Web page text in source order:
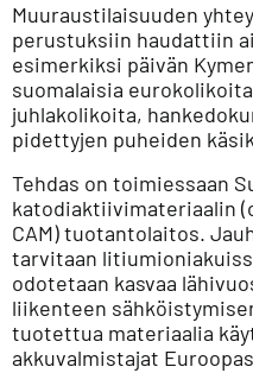
Muuraustilaisuuden
perustuksiin haudattiin
esimerkiksi päivän
suomalaisia
juhlakolikoita,
pidettyjen puheiden
Tehdas on toimiessaan
katodiaktiivimateriaalin
CAM) tuotantolaitos.
tarvitaan
odotetaan kasvaa
liikenteen
tuotettua materiaalia
akkuvalmistajat